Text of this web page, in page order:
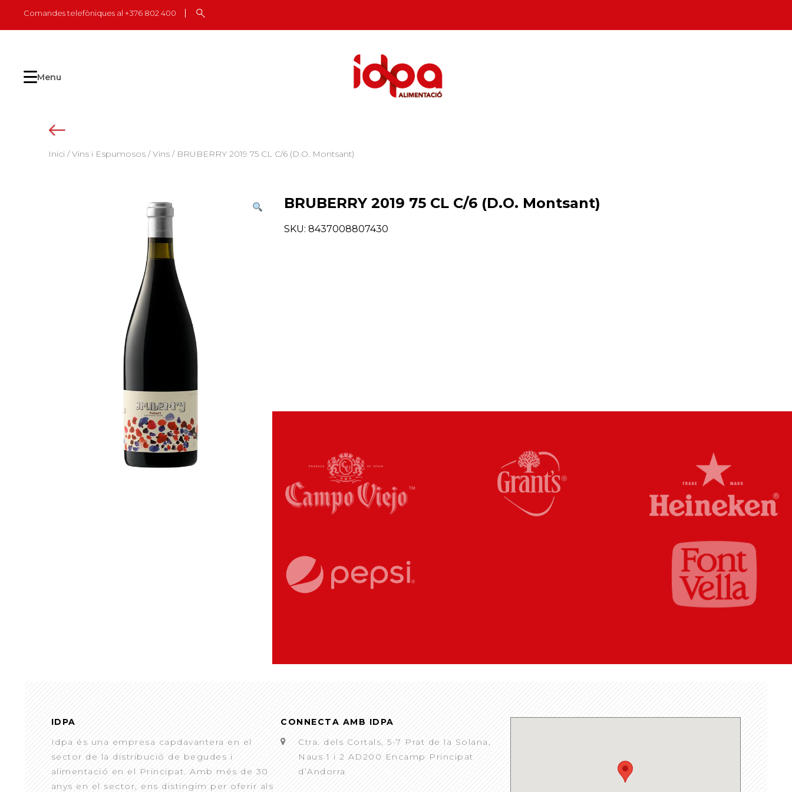
content
Comandes telefòniques al +376 802 400
Menu
Inici /Vins i Espumosos /Vins / BRUBERRY 2019 75 CL C/6 (D.O. Montsant)
BRUBERRY 2019 75 CL C/6 (D.O. Montsant)
SKU: 8437008807430
IDPA
Idpa és una empresa capdavantera en el
sector de la distribució de begudes i
alimentació en el Principat. Amb més de 30
anys en el sector, ens distingim per oferir als
CONNECTA AMB IDPA
Ctra. dels Cortals, 5-7 Prat de la Solana,
Naus 1 i 2 AD200 Encamp Principat
d’Andorra